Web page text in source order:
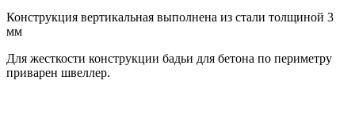
Конструкция вертикальная выполнена из стали толщиной 3
мм
Для жесткости конструкции бадьи для бетона по периметру
приварен швеллер.